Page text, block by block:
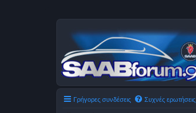
Γρήγορες συνδέσεις Συχνές ερωτήσεις